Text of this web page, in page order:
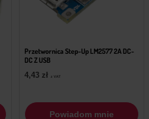
Przetwornica Step-Up LM2577 2A DC-
DC Z USB
4,43 zł z VAT
Powiadom mnie